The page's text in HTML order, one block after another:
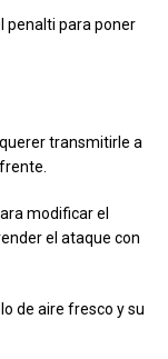
penalti para poner
transmitirle a
modificar el
el ataque con
de aire fresco y su